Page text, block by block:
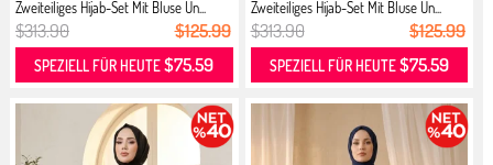
Zweiteiliges Hijab-Set Mit Bluse Un...
$313.90 $125.99
SPEZIELL FÜR HEUTE$75.59
Zweiteiliges Hijab-Set Mit Bluse Un...
$313.90 $125.99
SPEZIELL FÜR HEUTE$75.59